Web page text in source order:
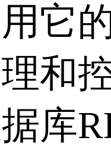
它
和